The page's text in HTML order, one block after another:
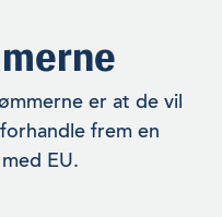
er at de vil
frem en
EU.